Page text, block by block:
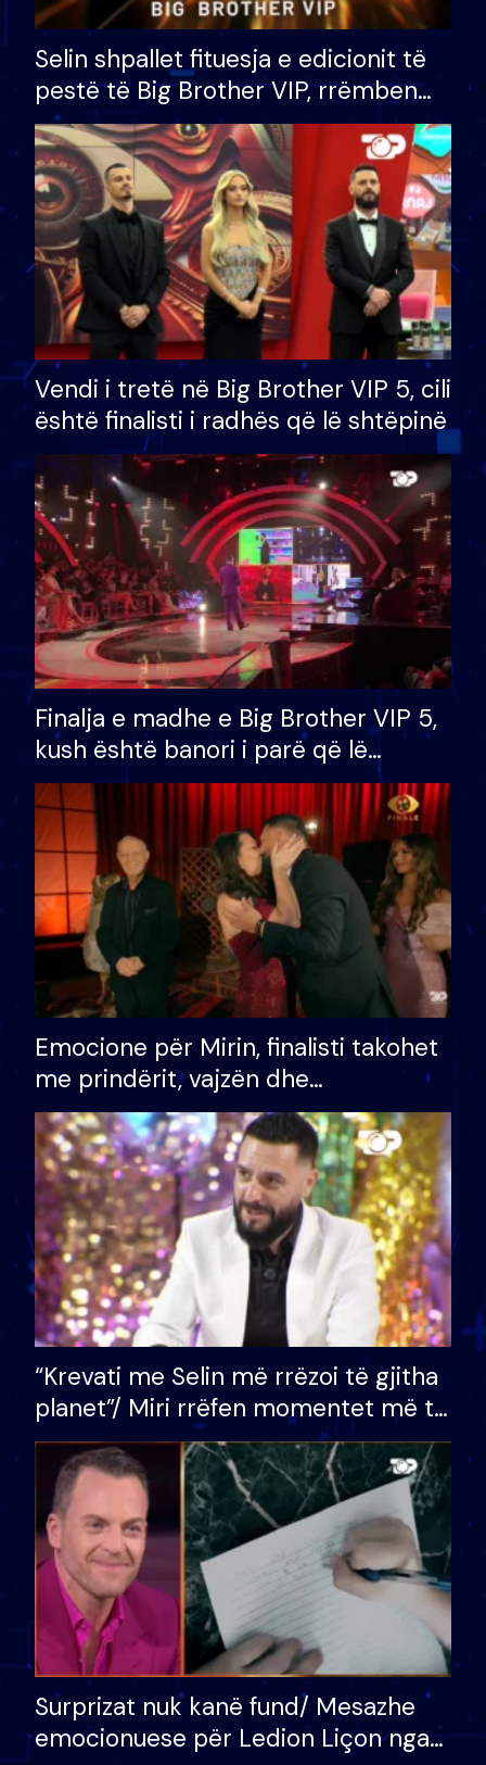
Selin shpallet fituesja e edicionit të
pestë të Big Brother VIP, rrëmben
çmimin e madh prej 100 mijë eurosh
Vendi i tretë në Big Brother VIP 5, cili
është finalisti i radhës që lë shtëpinë
Finalja e madhe e Big Brother VIP 5,
kush është banori i parë që lë
shtëpinë dhe humb mundësinë për
të fituar çmimin e madh
Emocione për Mirin, finalisti takohet
me prindërit, vajzën dhe
bashkëshorten: S’kemi ndonjë letër
divorci apo jo?
“Krevati me Selin më rrëzoi të gjitha
planet”/ Miri rrëfen momentet më të
bukura në shtëpinë e BB VIP: Do më
mungojë zilja e mëngjesit kur…
Surprizat nuk kanë fund/ Mesazhe
emocionuese për Ledion Liçon nga